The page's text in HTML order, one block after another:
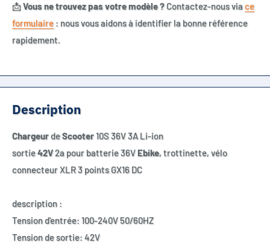
📩Vous ne trouvez pas votre modèle ?Contactez-nous viace
formulaire : nous vous aidons à identifier la bonne référence
rapidement.
Description
ChargeurdeScooter10S 36V 3A Li-ion
sortie42V2a pour batterie 36V Ebike, trottinette, vélo
connecteur XLR 3 points GX16 DC
description :
Tension d'entrée: 100-240V 50/60HZ
Tension de sortie: 42V